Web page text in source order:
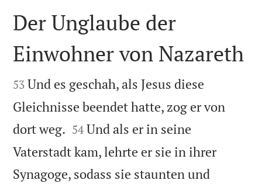

Der Unglaube der
Einwohner von Nazareth

53 Und es geschah, als Jesus diese
Gleichnisse beendet hatte, zog er von
dort weg. 

54 Und als er in seine
Vaterstadt kam, lehrte er sie in ihrer
Synagoge, sodass sie staunten und